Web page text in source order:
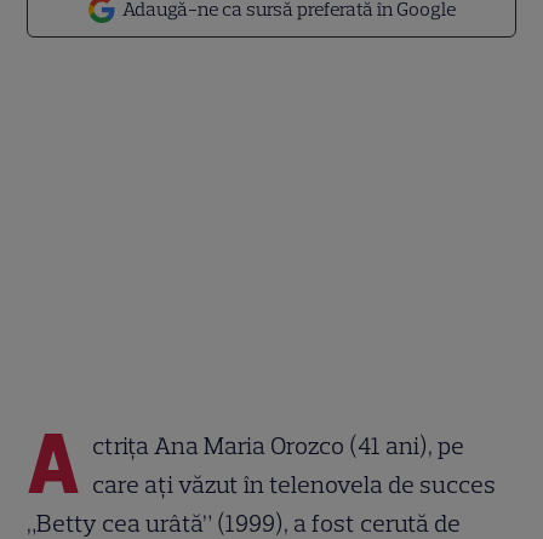
Adaugă-ne ca sursă preferată în Google
A ctriţa Ana Maria Orozco (41 ani), pe
care aţi văzut în telenovela de succes
„Betty cea urâtă” (1999), a fost cerută de